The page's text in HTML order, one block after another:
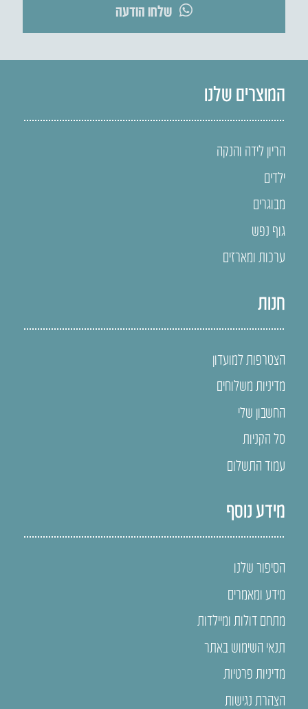
שלחו הודעה
המוצרים שלנו
הריון לידה והנקה
ילדים
מבוגרים
גוף נפש
ערכות ומארזים
חנות
הצטרפות למועדון
מדיניות משלוחים
החשבון שלי
סל הקניות
עמוד התשלום
מידע נוסף
הסיפור שלנו
מידע ומאמרים
מתחם דולות ומיילדות
תנאי השימוש באתר
מדיניות פרטיות
הצהרת נגישות